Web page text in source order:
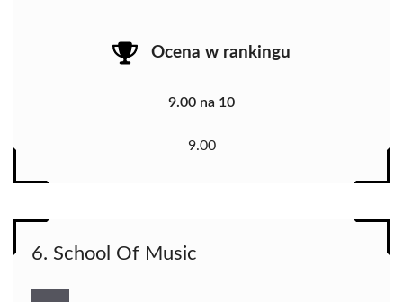
Ocena w rankingu
9.00 na 10
9.00
6. School Of Music